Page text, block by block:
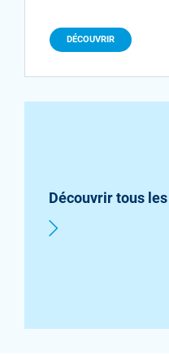
DÉCOUVRIR
Découvrir tous